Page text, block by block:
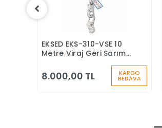
Sepete Ekle
EKSED EKS-310-VSE 10
Metre Viraj Geri Sarımlı
8.000,00 TL KARGO
BEDAVA